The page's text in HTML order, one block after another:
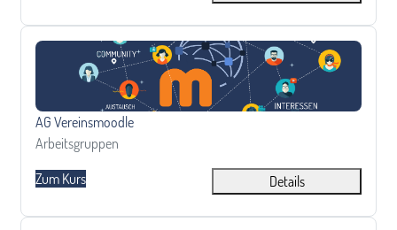
AG Vereinsmoodle
Kursname
AG Vereinsmoodle
Kursbereich
Arbeitsgruppen
Zum Kurs
Details